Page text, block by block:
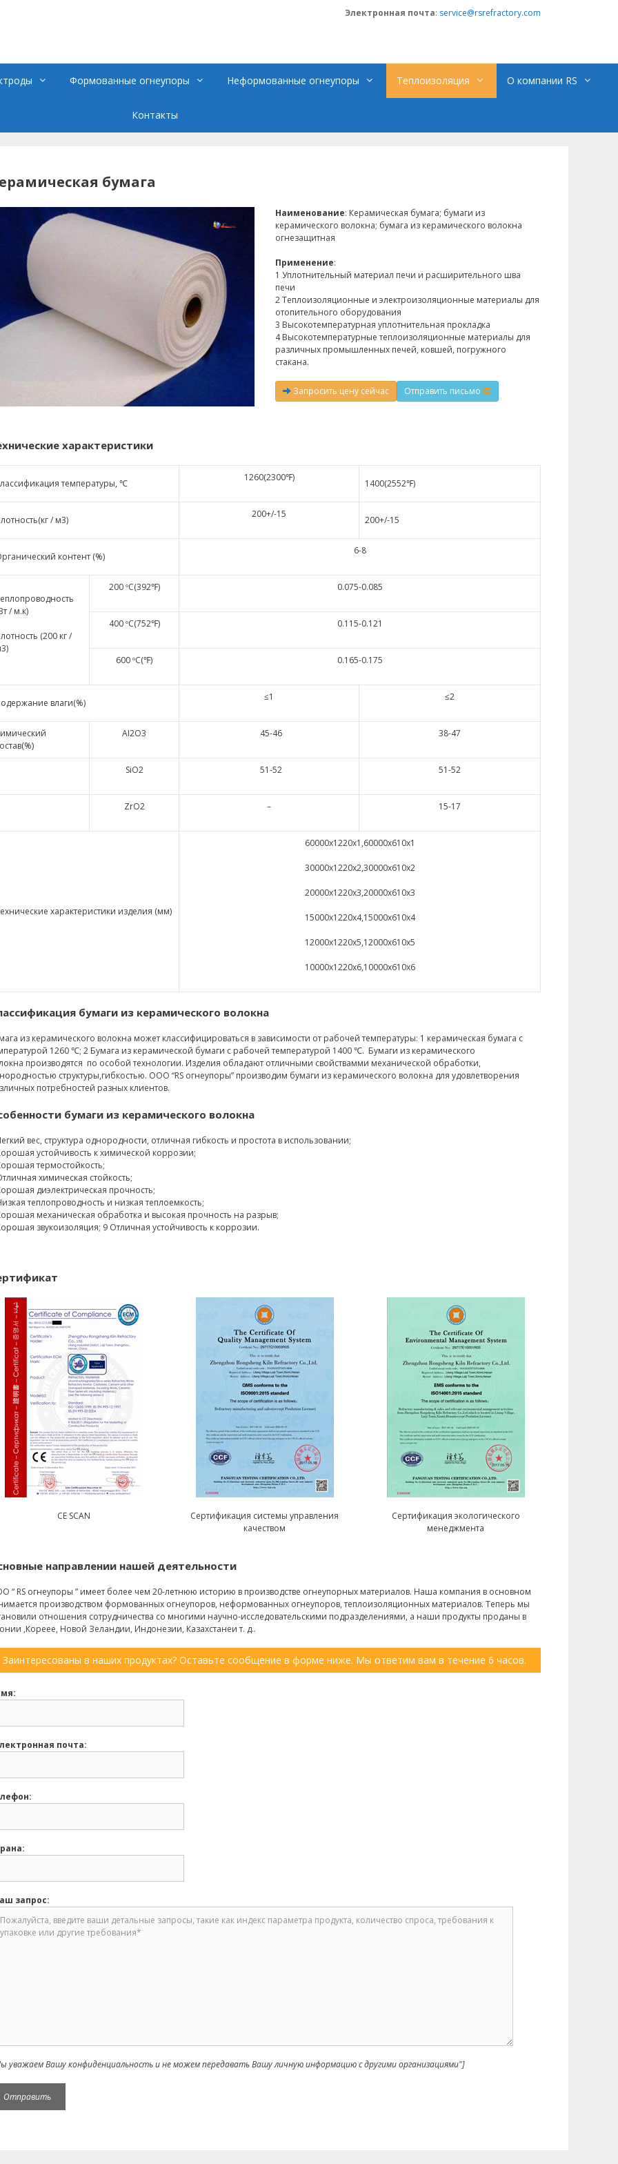
Электронная почта: service@rsrefractory.com
Формованные огнеупоры Неформованные огнеупоры Теплоизоляция О компании RS
Контакты
бумага
Наименование: Керамическая бумага; бумаги из
керамического волокна; бумага из керамического волокна
огнезащитная
Применение:
1 Уплотнительный материал печи и расширительного шва
печи
2 Теплоизоляционные и электроизоляционные материалы для
отопительного оборудования
3 Высокотемпературная уплотнительная прокладка
4 Высокотемпературные теплоизоляционные материалы для
различных промышленных печей, ковшей, погружного
стакана.
Запросить цену сейчас Отправить письмо
характеристики
температуры, ℃
1260(2300℉)
1400(2552℉)
/ м3)
200+/-15
200+/-15
контент (%)
6-8
/ м.к)
(200 кг /
200 ºC(392℉) 0.075-0.085
400 ºC(752℉) 0.115-0.121
600 ºC(℉) 0.165-0.175
влаги(%)
≤1 ≤2
AI2O3 45-46 38-47
SiO2 51-52 51-52
ZrO2 – 15-17
характеристики изделия (мм)
60000x1220x1,60000x610x1
30000x1220x2,30000x610x2
20000x1220x3,20000x610x3
15000x1220x4,15000x610x4
12000x1220x5,12000x610x5
10000x1220x6,10000x610x6
бумаги из керамического волокна
из керамического волокна может классифицироваться в зависимости от рабочей температуры: 1 керамическая бумага с
1260 ℃; 2 Бумага из керамической бумаги с рабочей температурой 1400 ℃. Бумаги из керамического
производятся по особой технологии. Изделия обладают отличными свойствамми механической обработки,
структуры,гибкостью. ООО “RS огнеупоры” производим бумаги из керамического волокна для удовлетворения
потребностей разных клиентов.
бумаги из керамического волокна
вес, структура однородности, отличная гибкость и простота в использовании;
устойчивость к химической коррозии;
термостойкость;
химическая стойкость;
диэлектрическая прочность;
теплопроводность и низкая теплоемкость;
механическая обработка и высокая прочность на разрыв;
звукоизоляция; 9 Отличная устойчивость к коррозии.
CE SCAN
Сертификация системы управления
качеством
Сертификация экологического
менеджмента
направлении нашей деятельности
“ RS огнеупоры ” имеет более чем 20-летнюю историю в производстве огнеупорных материалов. Наша компания в основном
производством формованных огнеупоров, неформованных огнеупоров, теплоизоляционных материалов. Теперь мы
отношения сотрудничества со многими научно-исследовательскими подразделениями, а наши продукты проданы в
,Кореее, Новой Зеландии, Индонезии, Казахстанеи т. д..
Заинтересованы в наших продуктах? Оставьте сообщение в форме ниже. Мы ответим вам в течение 6 часов.
почта:
запрос:
уважаем Вашу конфиденциальность и не можем передавать Вашу личную информацию с другими организациями"]